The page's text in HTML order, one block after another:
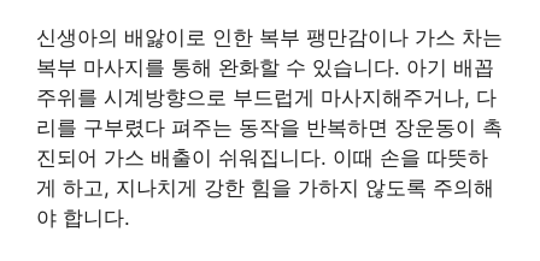
신생아의 배앓이로 인한 복부 팽만감이나 가스 차는
복부 마사지를 통해 완화할 수 있습니다. 아기 배꼽
주위를 시계방향으로 부드럽게 마사지해주거나, 다
리를 구부렸다 펴주는 동작을 반복하면 장운동이 촉
진되어 가스 배출이 쉬워집니다. 이때 손을 따뜻하
게 하고, 지나치게 강한 힘을 가하지 않도록 주의해
야 합니다.